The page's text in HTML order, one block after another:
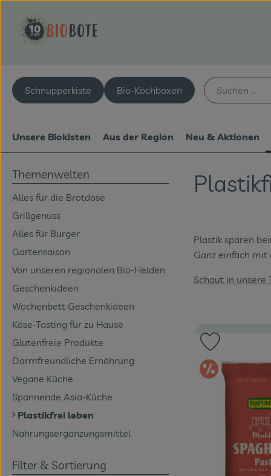
Schnupperkiste Bio-Kochboxen
Unsere Biokisten Aus der Region Neu & Aktionen
Themenwelten
Alles für die Brotdose
Grillgenuss
Alles für Burger
Gartensaison
Von unseren regionalen Bio-Helden
Geschenkideen
Wochenbett Geschenkideen
Käse-Tasting für zu Hause
Glutenfreie Produkte
Darmfreundliche Ernährung
Vegane Küche
Spannende Asia-Küche
Plastikfrei leben
Nahrungsergänzungsmittel
Filter & Sortierung
Plastik sparen
Ganz einfach mit
Schaut in unsere
Im
Produkt